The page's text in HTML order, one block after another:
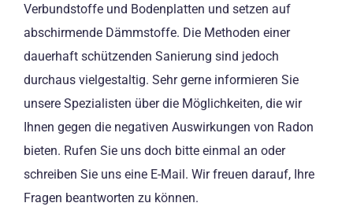
Verbundstoffe und Bodenplatten und setzen auf
abschirmende Dämmstoffe. Die Methoden einer
dauerhaft schützenden Sanierung sind jedoch
durchaus vielgestaltig. Sehr gerne informieren Sie
unsere Spezialisten über die Möglichkeiten, die wir
Ihnen gegen die negativen Auswirkungen von Radon
bieten. Rufen Sie uns doch bitte einmal an oder
schreiben Sie uns eine E-Mail. Wir freuen darauf, Ihre
Fragen beantworten zu können.